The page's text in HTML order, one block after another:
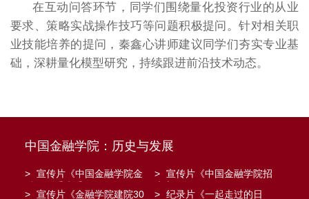
在互动问答环节，同学们围绕量化投资行业的从业
要求、策略实战操作技巧等问题积极提问。针对相关职
业技能培养的提问，秦鑫心讲师建议同学们夯实专业基
础，深耕量化模型研究，持续跟进前沿技术动态。
中国金融学院：历史与发展
> 宣传片《中国金融学院金
> 宣传片《中国金融学院招
> 宣传片《金融学院建院30 > 纪录片《一起走过的日